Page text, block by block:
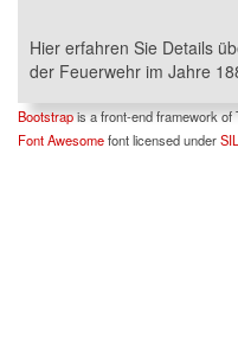
Hier erfahren Sie Details
der Feuerwehr im Jahre
Bootstrapis a front-end framework of
Font Awesomefont licensed under